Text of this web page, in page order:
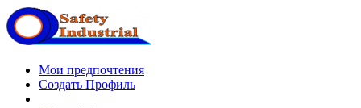
Мои предпочтения
Создать Профиль